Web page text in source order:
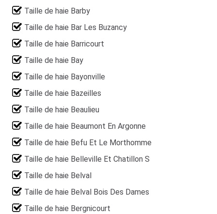
Taille de haie Barby
Taille de haie Bar Les Buzancy
Taille de haie Barricourt
Taille de haie Bay
Taille de haie Bayonville
Taille de haie Bazeilles
Taille de haie Beaulieu
Taille de haie Beaumont En Argonne
Taille de haie Befu Et Le Morthomme
Taille de haie Belleville Et Chatillon S
Taille de haie Belval
Taille de haie Belval Bois Des Dames
Taille de haie Bergnicourt